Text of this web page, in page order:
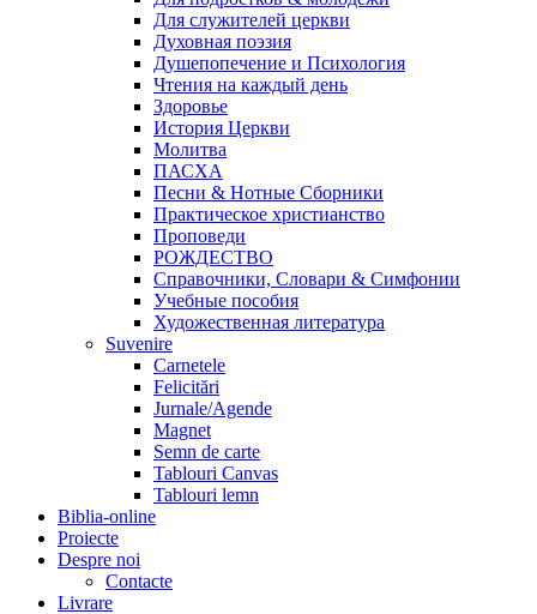
Для служителей церкви
Духовная поэзия
Душепопечение и Психология
Чтения на каждый день
Здоровье
История Церкви
Молитва
ПАСХА
Песни & Нотные Сборники
Практическое христианство
Проповеди
РОЖДЕСТВО
Справочники, Словари & Симфонии
Учебные пособия
Художественная литература
Suvenire
Carnetele
Felicitări
Jurnale/Agende
Magnet
Semn de carte
Tablouri Canvas
Tablouri lemn
Biblia-online
Proiecte
Despre noi
Contacte
Livrare